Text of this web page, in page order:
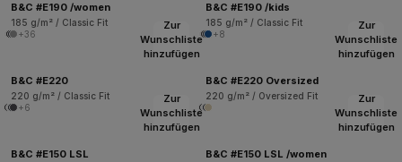
B&C #E190 /women
185 g/m² / Classic Fit
+36
B&C #E190 /kids
185 g/m² / Classic Fit
+8
Zur
Wunschliste
hinzufügen
B&C #E220
220 g/m² / Classic Fit
+6
Zur
Wunschliste
hinzufügen
B&C #E220 Oversized
220 g/m² / Oversized Fit
Zur
Wunschliste
hinzufügen
B&C #E150 LSL
Zur
Wunschliste
hinzufügen
B&C #E150 LSL /women